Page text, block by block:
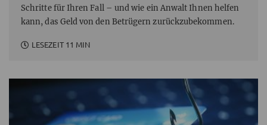
Schritte für Ihren Fall – und wie ein Anwalt Ihnen helfen
kann, das Geld von den Betrügern zurückzubekommen.
LESEZEIT 11 MIN